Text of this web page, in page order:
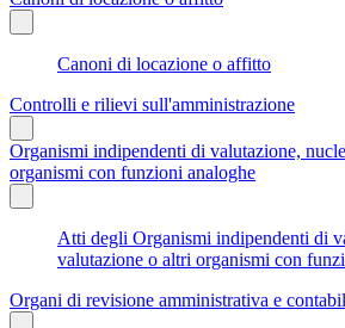
Canoni di locazione o affitto
Controlli e rilievi sull'amministrazione
Organismi indipendenti di valutazione,
organismi con funzioni analoghe
Atti degli Organismi indipendenti di
valutazione o altri organismi con
Organi di revisione amministrativa e